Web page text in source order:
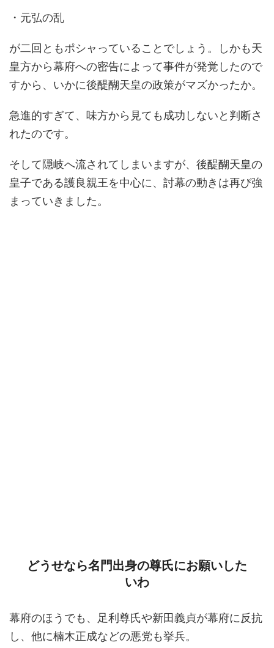
・元弘の乱
が二回ともポシャっていることでしょう。しかも天
皇方から幕府への密告によって事件が発覚したので
すから、いかに後醍醐天皇の政策がマズかったか。
急進的すぎて、味方から見ても成功しないと判断さ
れたのです。
そして隠岐へ流されてしまいますが、後醍醐天皇の
皇子である護良親王を中心に、討幕の動きは再び強
まっていきました。
どうせなら名門出身の尊氏にお願いした
いわ
幕府のほうでも、足利尊氏や新田義貞が幕府に反抗
し、他に楠木正成などの悪党も挙兵。